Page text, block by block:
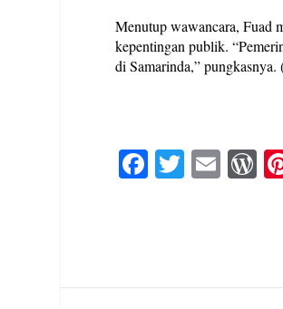
Menutup wawancara, Fuad
kepentingan publik.
di Samarinda,”
Fa T E
es